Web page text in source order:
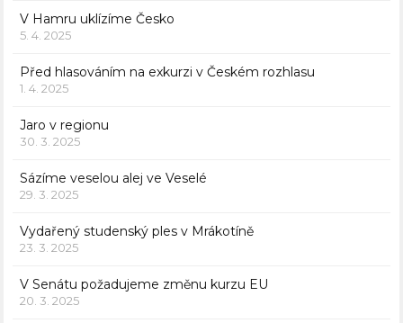
V Hamru uklízíme Česko
5. 4. 2025
Před hlasováním na exkurzi v Českém rozhlasu
1. 4. 2025
Jaro v regionu
30. 3. 2025
Sázíme veselou alej ve Veselé
29. 3. 2025
Vydařený studenský ples v Mrákotíně
23. 3. 2025
V Senátu požadujeme změnu kurzu EU
20. 3. 2025